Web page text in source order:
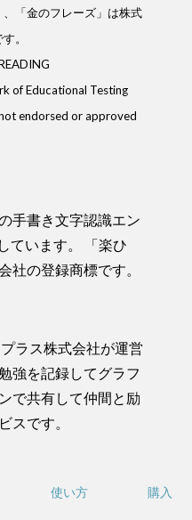
「金のフレーズ」は株式
。
of Educational Testing
endorsed or approved
手書き文字認識エン
ています。 「楽ひ
社の登録商標です。
ラス株式会社が運営
強を記録してグラフ
で共有して仲間と励
スです。
使い方 購入